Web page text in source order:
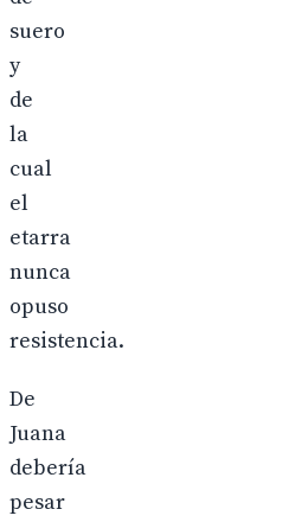
suero
y
de
la
cual
el
etarra
nunca
opuso
resistencia.
De
Juana
debería
pesar